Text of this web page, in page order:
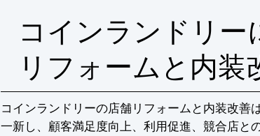
コインランドリー
リフォームと内装
コインランドリーの店舗リフォームと内装改善
一新し、顧客満足度向上、利用促進、競合店と